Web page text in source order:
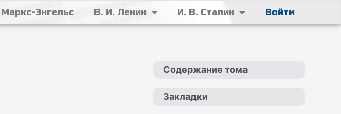
Маркс-Энгельс В. И. Ленин И. В. Сталин Войти
Содержание тома
Закладки